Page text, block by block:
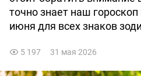
точно знает наш
июня для всех знаков
5 197 31 мая 2026